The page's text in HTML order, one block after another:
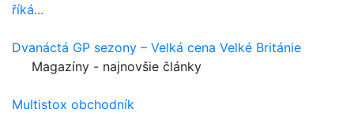
říká...
Dvanáctá GP sezony – Velká cena Velké Británie
Magazíny - najnovšie články
Multistox obchodník